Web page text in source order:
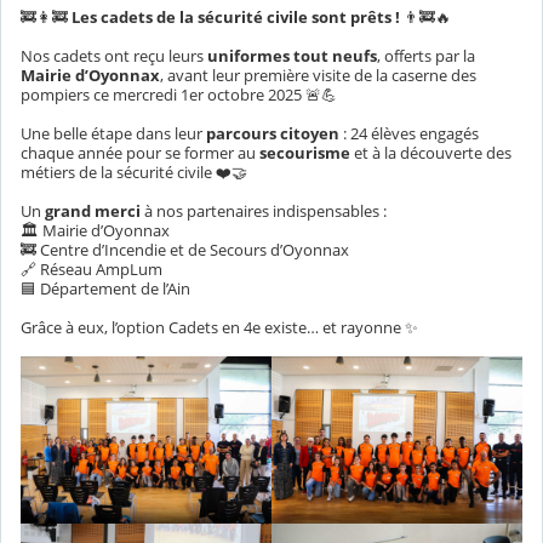
🚒👩‍🚒 Les cadets de la sécurité civile sont prêts ! 👨‍🚒🔥
Nos cadets ont reçu leurs uniformes tout neufs, offerts par la
Mairie d’Oyonnax, avant leur première visite de la caserne des
pompiers ce mercredi 1er octobre 2025 🚨💪
Une belle étape dans leur parcours citoyen : 24 élèves engagés
chaque année pour se former au secourismeet à la découverte des
métiers de la sécurité civile ❤️🤝
Un grand merci à nos partenaires indispensables :
🏛️ Mairie d’Oyonnax
🚒 Centre d’Incendie et de Secours d’Oyonnax
🔗 Réseau AmpLum
🟦 Département de l’Ain
Grâce à eux, l’option Cadets en 4e existe… et rayonne ✨